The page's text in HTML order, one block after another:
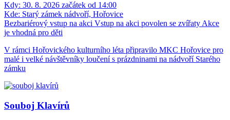
Kdy: 30. 8. 2026 začátek od 14:00
Kde: Starý zámek nádvoří, Hořovice
Bezbariérový vstup na akci Vstup na akci povolen se zvířaty Akce
je vhodná pro děti
V rámci Hořovického kulturního léta připravilo MKC Hořovice pro
malé i velké návštěvníky loučení s prázdninami na nádvoří Starého
zámku
Souboj Klavírů